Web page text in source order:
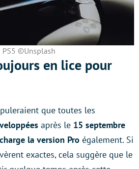
PS5 ©Unsplash
en lice pour
que toutes les
après le 15 septembre
la version Pro également. Si
exactes, cela suggère que le